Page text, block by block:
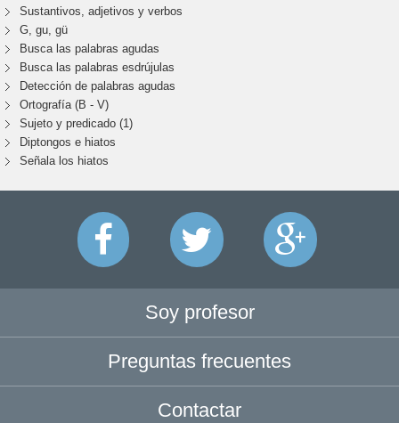
Sustantivos, adjetivos y verbos
G, gu, gü
Busca las palabras agudas
Busca las palabras esdrújulas
Detección de palabras agudas
Ortografía (B - V)
Sujeto y predicado (1)
Diptongos e hiatos
Señala los hiatos
Soy profesor
Preguntas frecuentes
Contactar